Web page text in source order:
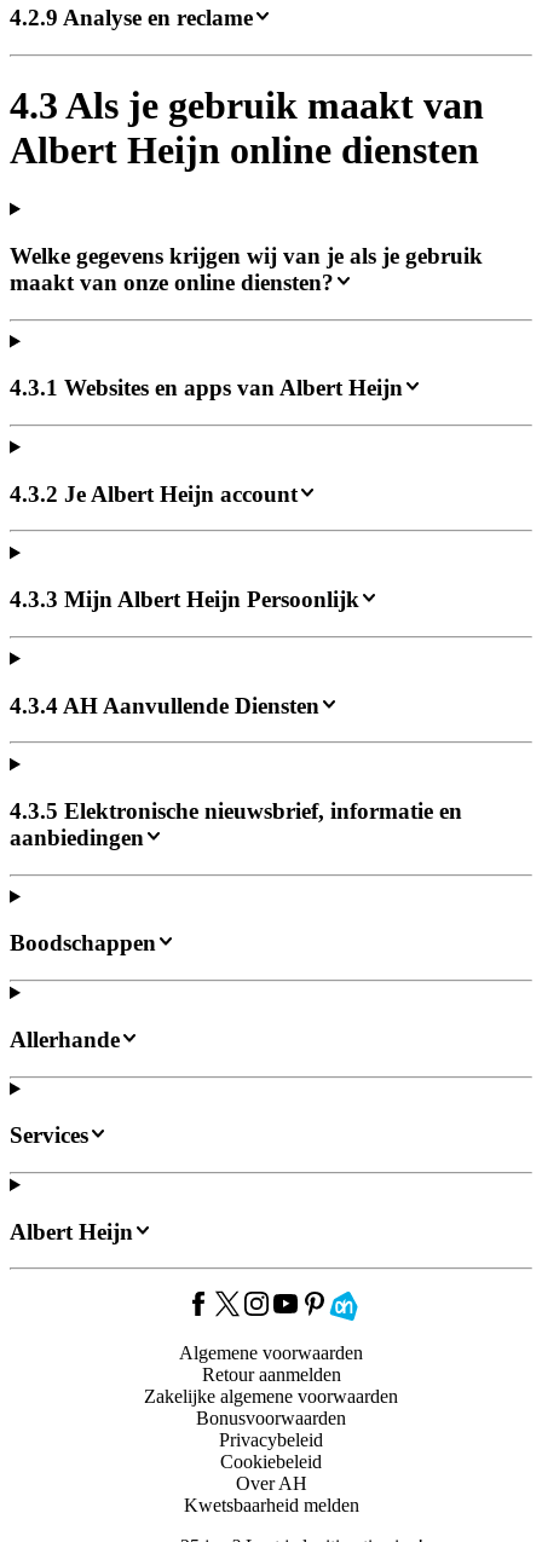
4.2.9 Analyse en reclame
4.3 Als je gebruik maakt van
Albert Heijn online diensten
Welke gegevens krijgen wij van je als je gebruik
maakt van onze online diensten?
4.3.1 Websites en apps van Albert Heijn
4.3.2 Je Albert Heijn account
4.3.3 Mijn Albert Heijn Persoonlijk
4.3.4 AH Aanvullende Diensten
4.3.5 Elektronische nieuwsbrief, informatie en
aanbiedingen
Boodschappen
Allerhande
Services
Albert Heijn
Algemene voorwaarden
Retour aanmelden
Zakelijke algemene voorwaarden
Bonusvoorwaarden
Privacybeleid
Cookiebeleid
Over AH
Kwetsbaarheid melden